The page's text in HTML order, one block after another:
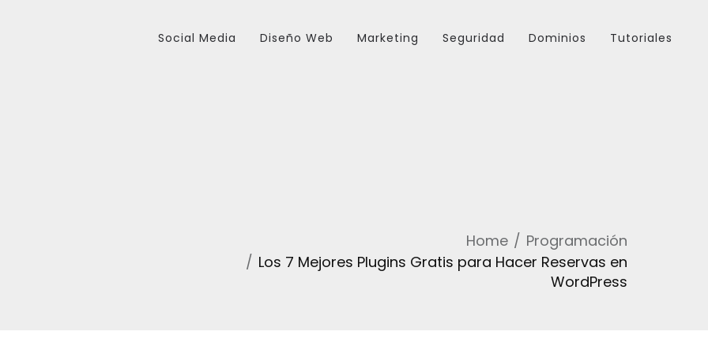
Social Media Diseño Web Marketing Seguridad Dominios Tutoriales
Home
Programación
Los 7 Mejores Plugins Gratis para Hacer Reservas en
WordPress